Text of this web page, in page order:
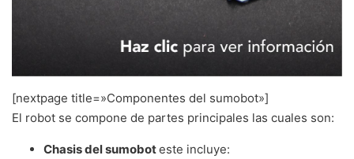
[nextpage title=»Componentes del sumobot»]
El robot se compone de partes principales las cuales son:
Chasis del sumoboteste incluye: